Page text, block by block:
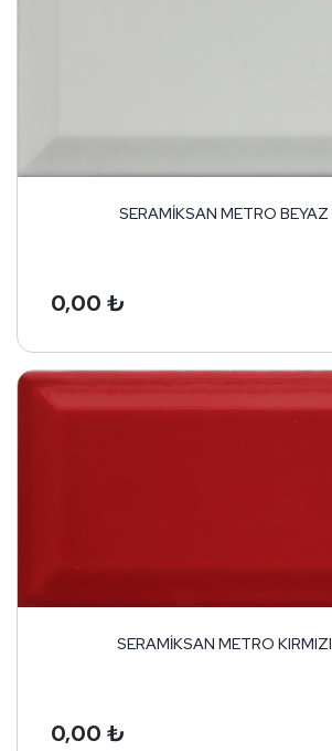
SERAMİKSAN METRO
0,00 ₺
SERAMİKSAN METRO
0,00 ₺